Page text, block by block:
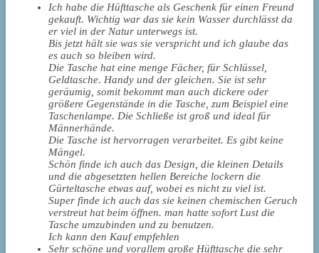
Ich habe die Hüfttasche als Geschenk für einen Freund
gekauft. Wichtig war das sie kein Wasser durchlässt da
er viel in der Natur unterwegs ist.
Bis jetzt hält sie was sie verspricht und ich glaube das
es auch so bleiben wird.
Die Tasche hat eine menge Fächer, für Schlüssel,
Geldtasche. Handy und der gleichen. Sie ist sehr
geräumig, somit bekommt man auch dickere oder
größere Gegenstände in die Tasche, zum Beispiel eine
Taschenlampe. Die Schließe ist groß und ideal für
Männerhände.
Die Tasche ist hervorragen verarbeitet. Es gibt keine
Mängel.
Schön finde ich auch das Design, die kleinen Details
und die abgesetzten hellen Bereiche lockern die
Gürteltasche etwas auf, wobei es nicht zu viel ist.
Super finde ich auch das sie keinen chemischen Geruch
verstreut hat beim öffnen. man hatte sofort Lust die
Tasche umzubinden und zu benutzen.
Ich kann den Kauf empfehlen
Sehr schöne und vorallem große Hüfttasche die sehr